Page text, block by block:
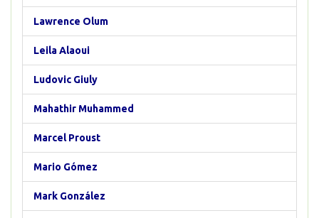
Lawrence Olum
Leila Alaoui
Ludovic Giuly
Mahathir Muhammed
Marcel Proust
Mario Gómez
Mark González